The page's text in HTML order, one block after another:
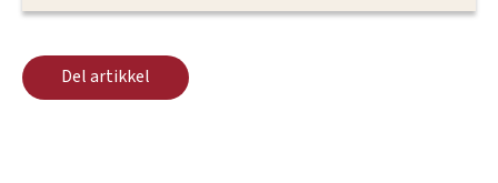
Del artikkel